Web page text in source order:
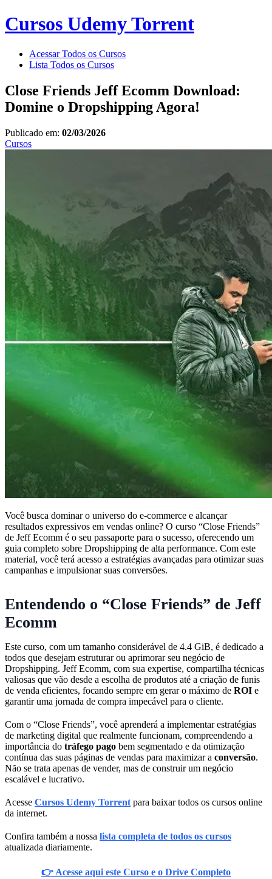
Cursos Udemy Torrent
Acessar Todos os Cursos
Lista Todos os Cursos
Close Friends Jeff Ecomm Download:
Domine o Dropshipping Agora!
Publicado em: 02/03/2026
Cursos
Você busca dominar o universo do e-commerce e alcançar
resultados expressivos em vendas online? O curso “Close Friends”
de Jeff Ecomm é o seu passaporte para o sucesso, oferecendo um
guia completo sobre Dropshipping de alta performance. Com este
material, você terá acesso a estratégias avançadas para otimizar suas
campanhas e impulsionar suas conversões.
Entendendo o “Close Friends” de Jeff
Ecomm
Este curso, com um tamanho considerável de 4.4 GiB, é dedicado a
todos que desejam estruturar ou aprimorar seu negócio de
Dropshipping. Jeff Ecomm, com sua expertise, compartilha técnicas
valiosas que vão desde a escolha de produtos até a criação de funis
de venda eficientes, focando sempre em gerar o máximo de ROI e
garantir uma jornada de compra impecável para o cliente.
Com o “Close Friends”, você aprenderá a implementar estratégias
de marketing digital que realmente funcionam, compreendendo a
importância do tráfego pago bem segmentado e da otimização
contínua das suas páginas de vendas para maximizar a conversão.
Não se trata apenas de vender, mas de construir um negócio
escalável e lucrativo.
Acesse Cursos Udemy Torrent para baixar todos os cursos online
da internet.
Confira também a nossa lista completa de todos os cursos
atualizada diariamente.
👉 Acesse aqui este Curso e o Drive Completo